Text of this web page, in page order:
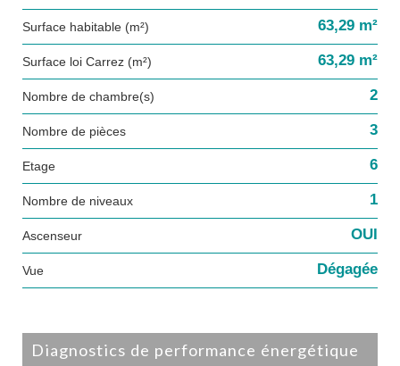
Surface habitable (m²) 63,29 m²
Surface loi Carrez (m²) 63,29 m²
Nombre de chambre(s) 2
Nombre de pièces 3
Etage 6
Nombre de niveaux 1
Ascenseur OUI
Vue Dégagée
diagnostics de performance énergétique